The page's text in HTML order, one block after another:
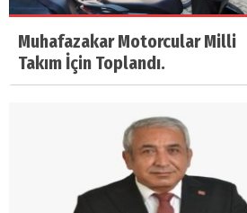
Muhafazakar Motorcular Milli
Takım İçin Toplandı.